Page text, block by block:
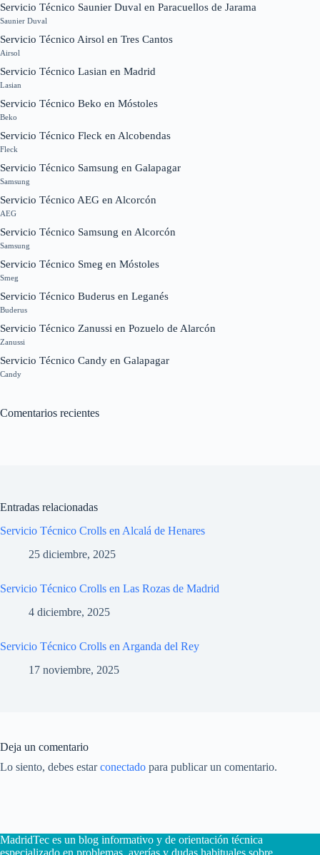
Servicio Técnico Saunier Duval en Paracuellos de Jarama
Saunier Duval
Servicio Técnico Airsol en Tres Cantos
Airsol
Servicio Técnico Lasian en Madrid
Lasian
Servicio Técnico Beko en Móstoles
Beko
Servicio Técnico Fleck en Alcobendas
Fleck
Servicio Técnico Samsung en Galapagar
Samsung
Servicio Técnico AEG en Alcorcón
AEG
Servicio Técnico Samsung en Alcorcón
Samsung
Servicio Técnico Smeg en Móstoles
Smeg
Servicio Técnico Buderus en Leganés
Buderus
Servicio Técnico Zanussi en Pozuelo de Alarcón
Zanussi
Servicio Técnico Candy en Galapagar
Candy
Comentarios recientes
Entradas relacionadas
Servicio Técnico Crolls en Alcalá de Henares
25 diciembre, 2025
Servicio Técnico Crolls en Las Rozas de Madrid
4 diciembre, 2025
Servicio Técnico Crolls en Arganda del Rey
17 noviembre, 2025
Deja un comentario
Lo siento, debes estarconectado para publicar un comentario.
MadridTec es un blog informativo y de orientación técnica
especializado en problemas, averías y dudas habituales sobre